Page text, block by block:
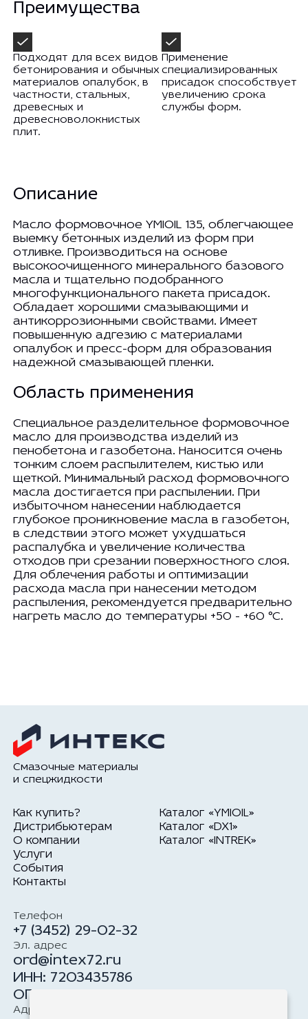
Преимущества
Подходят для всех видов
бетонирования и обычных
материалов опалубок, в
частности, стальных,
древесных и
древесноволокнистых
плит.
Применение
специализированных
присадок способствует
увеличению срока
службы форм.
Описание
Масло формовочное YMIOIL 135, облегчающее
выемку бетонных изделий из форм при
отливке. Производиться на основе
высокоочищенного минерального базового
масла и тщательно подобранного
многофункционального пакета присадок.
Обладает хорошими смазывающими и
антикоррозионными свойствами. Имеет
повышенную адгезию с материалами
опалубок и пресс-форм для образования
надежной смазывающей пленки.
Область применения
Специальное разделительное формовочное
масло для производства изделий из
пенобетона и газобетона. Наносится очень
тонким слоем распылителем, кистью или
щеткой. Минимальный расход формовочного
масла достигается при распылении. При
избыточном нанесении наблюдается
глубокое проникновение масла в газобетон,
в следствии этого может ухудшаться
распалубка и увеличение количества
отходов при срезании поверхностного слоя.
Для облечения работы и оптимизации
расхода масла при нанесении методом
распыления, рекомендуется предварительно
нагреть масло до температуры +50 - +60 °С.
Смазочные материалы
и спецжидкости
Как купить?
Дистрибьютерам
О компании
Услуги
События
Контакты
Каталог «YMIOIL»
Каталог «DX1»
Каталог «INTREK»
Телефон
+7 (3452) 29-02-32
Эл. адрес
ord@intex72.ru
ИНН: 7203435786
ОГРН: 1177232034100
Адрес